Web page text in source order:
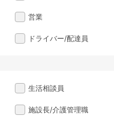
営業
ドライバー/配達員
生活相談員
施設長/介護管理職